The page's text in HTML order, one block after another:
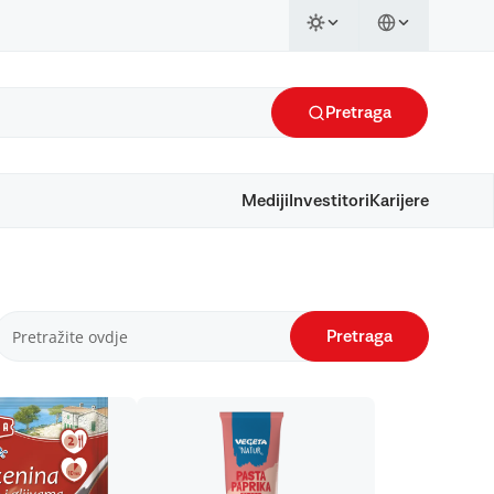
Pretraga
Mediji Investitori Karijere
Pretraga